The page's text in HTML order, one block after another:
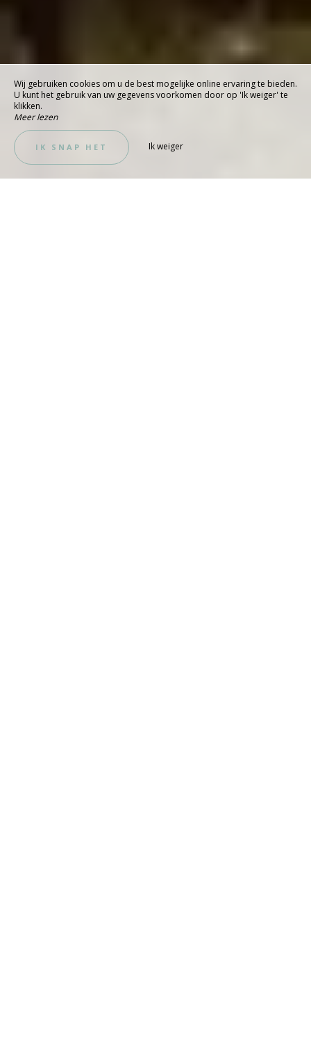
Wij gebruiken cookies om u de best mogelijke online ervaring te bieden.
U kunt het gebruik van uw gegevens voorkomen door op 'Ik weiger' te
klikken.
Meer lezen
IK SNAP HET Ik weiger